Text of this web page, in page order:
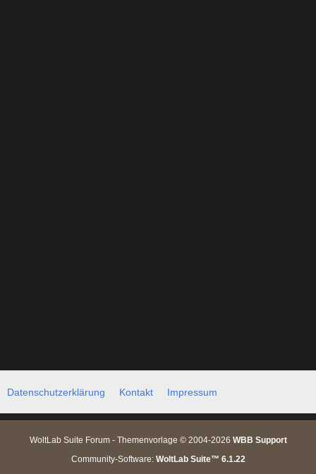
Datenschutzerklärung Kontakt Impressum
WoltLab Suite Forum - Themenvorlage © 2004-2026 WBB Support
Community-Software: WoltLab Suite™ 6.1.22